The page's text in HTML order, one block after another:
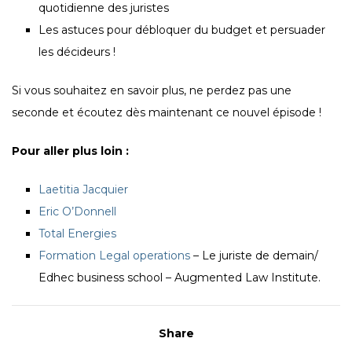
quotidienne des juristes
Les astuces pour débloquer du budget et persuader
les décideurs !
Si vous souhaitez en savoir plus, ne perdez pas une
seconde et écoutez dès maintenant ce nouvel épisode !
Pour aller plus loin :
Laetitia Jacquier
Eric O’Donnell
Total Energies
Formation Legal operations– Le juriste de demain/
Edhec business school – Augmented Law Institute.
Share